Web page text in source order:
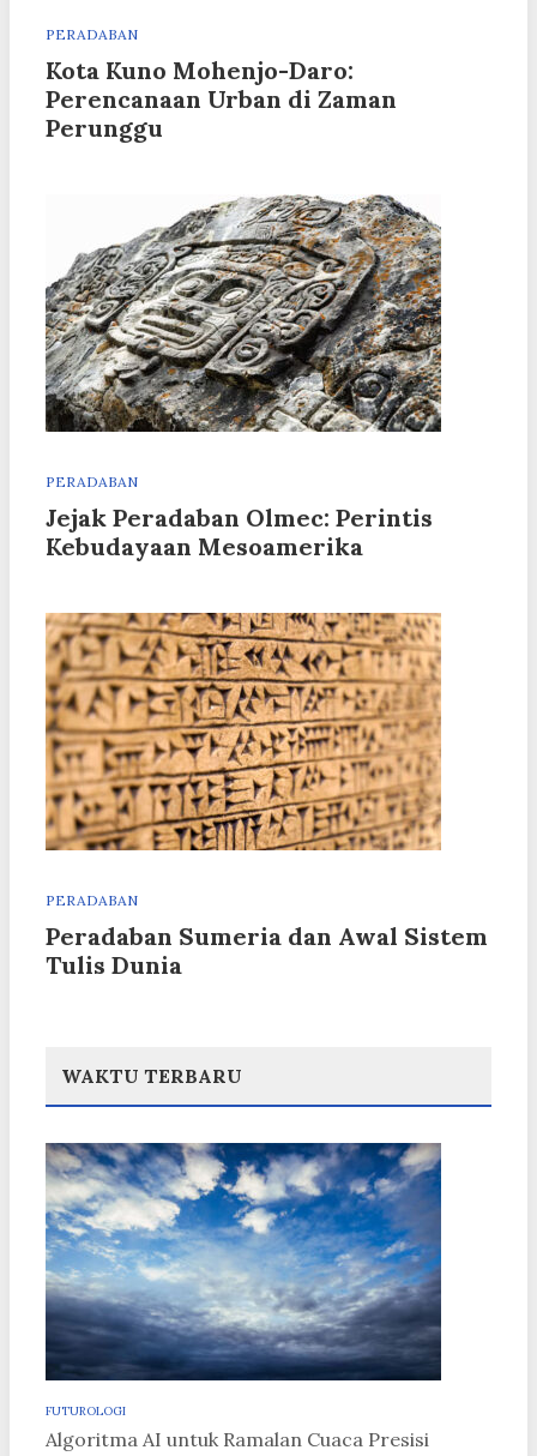
PERADABAN
Kota Kuno Mohenjo-Daro:
Perencanaan Urban di Zaman
Perunggu
PERADABAN
Jejak Peradaban Olmec: Perintis
Kebudayaan Mesoamerika
PERADABAN
Peradaban Sumeria dan Awal Sistem
Tulis Dunia
WAKTU TERBARU
FUTUROLOGI
Algoritma AI untuk Ramalan Cuaca Presisi